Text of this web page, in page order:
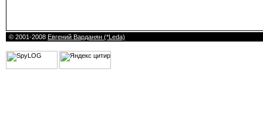
© 2001-2008 Евгений Варданян (*Leda)